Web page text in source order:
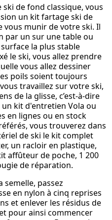
de fond classique, vous
un kit fartage ski de
vous munir de votre ski. Il
par un sur une table ou
la plus stable
le ski, vous allez prendre
vous allez dessiner
poils soient toujours
travaillez sur votre ski,
de la glisse, c’est-à-dire
kit d'entretien Vola ou
en lignes ou en stock
vous trouverez dans
de ski le kit complet
un racloir en plastique,
affûteur de poche, 1 200
de réparation.
semelle, passez
en nylon à cinq reprises
et enlever les résidus de
pour ainsi commencer